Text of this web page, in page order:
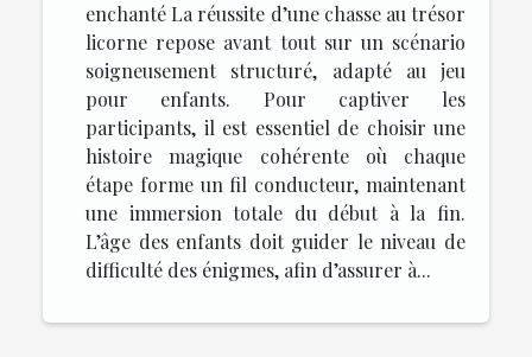
enchanté La réussite d’une chasse au trésor
licorne repose avant tout sur un scénario
soigneusement structuré, adapté au jeu
pour enfants. Pour captiver les
participants, il est essentiel de choisir une
histoire magique cohérente où chaque
étape forme un fil conducteur, maintenant
une immersion totale du début à la fin.
L’âge des enfants doit guider le niveau de
difficulté des énigmes, afin d’assurer à...